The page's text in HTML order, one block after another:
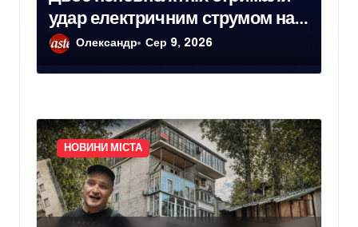
удар електричним струмом на
залізничних коліях у Броварах
Олександр Сер 9, 2026
НОВИНИ МІСТА